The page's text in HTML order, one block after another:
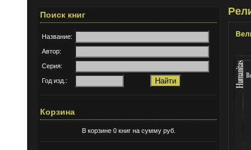
Поиск книг
Название:
Автор:
Серия:
Год изд.:
Корзина
В корзине 0 книг на сумму руб.